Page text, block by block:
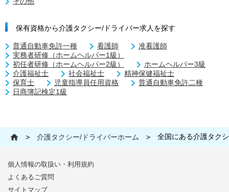
保有資格から介護タクシー/ドライバー求人を探す
普通自動車免許一種 看護師
准看護師
実務者研修（ホームヘルパー1級）
初任者研修（ホームヘルパー2級）
ホームヘルパー3級
介護福祉士
社会福祉士
精神保健福祉士
保育士
児童指導員任用資格
普通自動車免許二種
日商簿記検定1級
> 介護タクシー/ドライバーホーム > 全国にある介護タク
個人情報の取扱い・利用規約
よくあるご質問
サイトマップ